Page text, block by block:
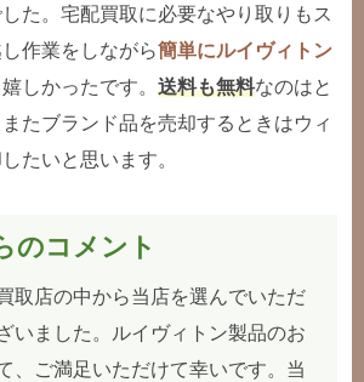
た。宅配買取に必要なやり取りもス
作業をしながら簡単にルイヴィトン
しかったです。送料も無料なのはと
たブランド品を売却するときはウィ
たいと思います。
のコメント
取店の中から当店を選んでいただ
いました。ルイヴィトン製品のお
、ご満足いただけて幸いです。当